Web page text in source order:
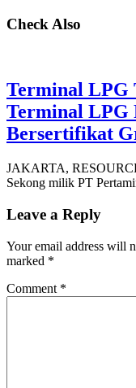
Check Also
Terminal LPG
Terminal LPG
Bersertifikat
JAKARTA,
Sekong milik PT
Leave a Reply
Your email address will
marked *
Comment *